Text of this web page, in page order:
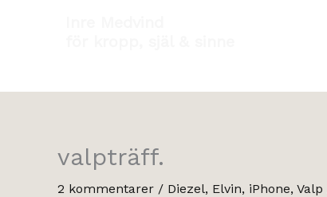
valpträff.
2 kommentarer / Diezel, Elvin, iPhone, Valp